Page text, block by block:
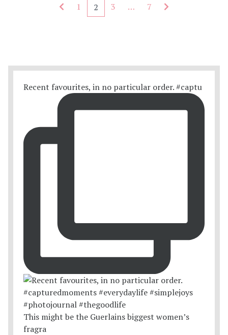
Seitennummerierung - rückwärts
1 2 3 … 7
Recent favourites, in no particular order. #captu
This might be the Guerlains biggest women’s
fragra